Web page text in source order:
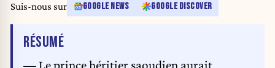
Suis-nous sur GOOGLE NEWS GOOGLE DISCOVER
RÉSUMÉDE L'ARTICLE